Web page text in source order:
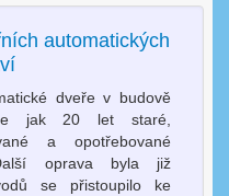
automatických
dveře v budově
jak 20 let staré,
a opotřebované
oprava byla již
se přistoupilo ke